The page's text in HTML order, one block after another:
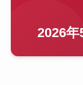
2026年